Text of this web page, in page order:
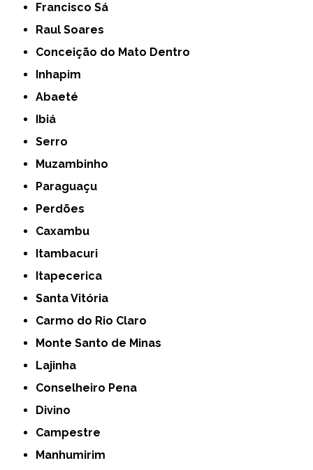
Francisco Sá
Raul Soares
Conceição do Mato Dentro
Inhapim
Abaeté
Ibiá
Serro
Muzambinho
Paraguaçu
Perdões
Caxambu
Itambacuri
Itapecerica
Santa Vitória
Carmo do Rio Claro
Monte Santo de Minas
Lajinha
Conselheiro Pena
Divino
Campestre
Manhumirim